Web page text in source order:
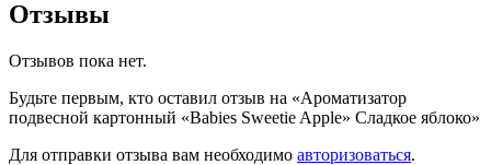
Отзывы
Отзывов пока нет.
Будьте первым, кто оставил отзыв на «Ароматизатор
подвесной картонный «Babies Sweetie Apple» Сладкое яблоко»
Для отправки отзыва вам необходимо авторизоваться.